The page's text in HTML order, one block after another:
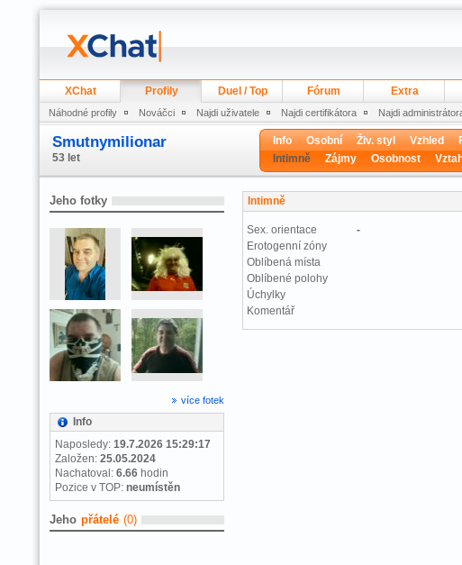
XChat Profily Duel / Top Fórum Extra
Náhodné profily Nováčci Najdi uživatele Najdi certifikátora Najdi
Smutnymilionar
53 let
Info Osobní Živ. styl Vzhled
Intimně
Zájmy Osobnost
Jeho fotky
více fotek
Info
Naposledy: 19.7.2026 15:29:17
Založen: 25.05.2024
Nachatoval: 6.66 hodin
Pozice v TOP: neumístěn
Jeho přátelé (0)
Intimně
Sex. orientace
-
Erotogenní zóny
Oblíbená místa
Oblíbené polohy
Úchylky
Komentář